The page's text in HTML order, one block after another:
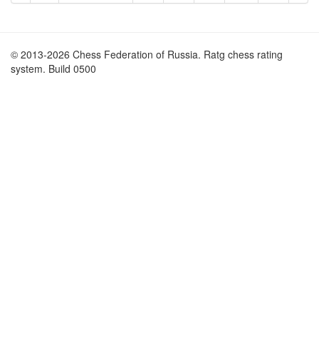
© 2013-2026 Chess Federation of Russia. Ratg chess rating
system. Build 0500